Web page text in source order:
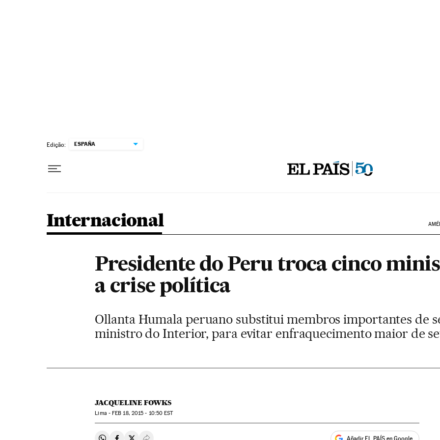
Edição: ESPAÑA
Internacional
Presidente do Peru troca cinco
a crise política
Ollanta Humala peruano substitui membros importantes de
ministro do Interior, para evitar enfraquecimento maior de
JACQUELINE FOWKS
Lima -FEB 18, 2015 - 10:50 EST
Añadir EL PAÍS en Google